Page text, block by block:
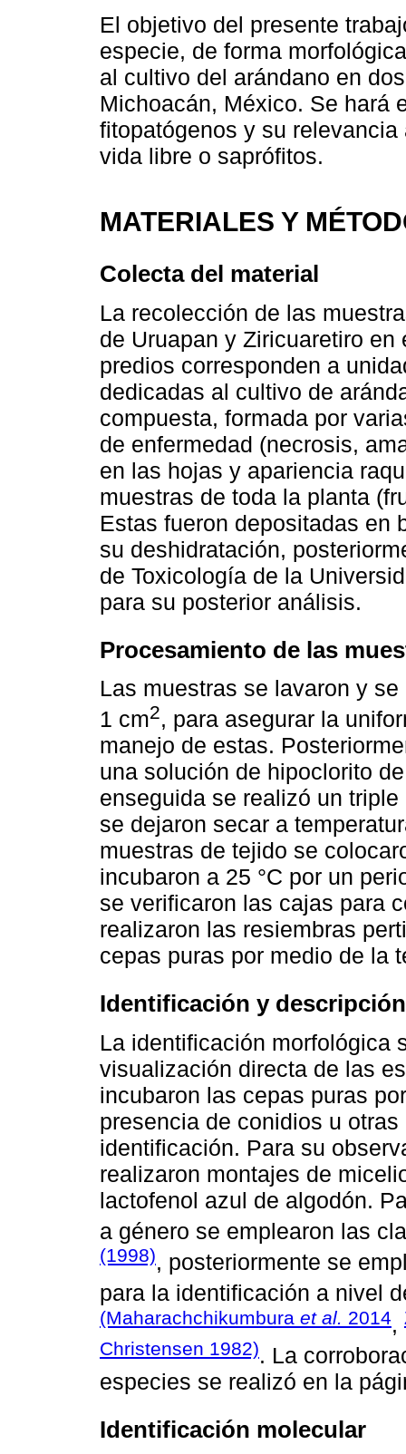
El objetivo del presente
especie, de forma
al cultivo del arándano en
Michoacán, México. Se hará
fitopatógenos y su
vida libre o saprófitos.
MATERIALES Y
Colecta del material
La recolección de las
de Uruapan y Ziricuaretiro
predios corresponden a
dedicadas al cultivo de
compuesta, formada por
de enfermedad (necrosis,
en las hojas y apariencia
muestras de toda la planta
Estas fueron depositadas en
su deshidratación,
de Toxicología de la
para su posterior análisis.
Procesamiento de las
Las muestras se lavaron y
1 cm2, para asegurar la
manejo de estas.
una solución de hipoclorito
enseguida se realizó un
se dejaron secar a
muestras de tejido se
incubaron a 25 °C por un
se verificaron las cajas para
realizaron las resiembras
cepas puras por medio de la
Identificación y
La identificación morfológica
visualización directa de las
incubaron las cepas puras
presencia de conidios u
identificación. Para su
realizaron montajes de
lactofenol azul de algodón.
a género se emplearon las
(1998), posteriormente se
para la identificación a nivel
(Maharachchikumbura et al. 2014,
Christensen 1982). La
especies se realizó en la
Identificación molecular